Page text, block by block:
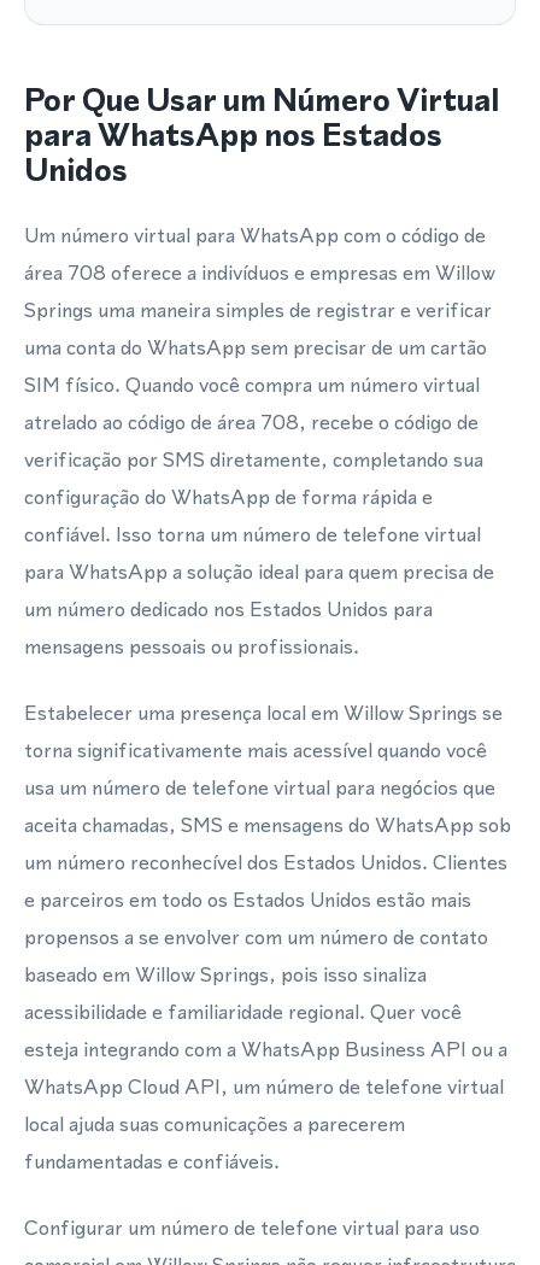
Por Que Usar um Número Virtual
para WhatsApp nos Estados
Unidos
Um número virtual para WhatsApp com o código de
área 708 oferece a indivíduos e empresas em Willow
Springs uma maneira simples de registrar e verificar
uma conta do WhatsApp sem precisar de um cartão
SIM físico. Quando você compra um número virtual
atrelado ao código de área 708, recebe o código de
verificação por SMS diretamente, completando sua
configuração do WhatsApp de forma rápida e
confiável. Isso torna um número de telefone virtual
para WhatsApp a solução ideal para quem precisa de
um número dedicado nos Estados Unidos para
mensagens pessoais ou profissionais.
Estabelecer uma presença local em Willow Springs se
torna significativamente mais acessível quando você
usa um número de telefone virtual para negócios que
aceita chamadas, SMS e mensagens do WhatsApp sob
um número reconhecível dos Estados Unidos. Clientes
e parceiros em todo os Estados Unidos estão mais
propensos a se envolver com um número de contato
baseado em Willow Springs, pois isso sinaliza
acessibilidade e familiaridade regional. Quer você
esteja integrando com a WhatsApp Business API ou a
WhatsApp Cloud API, um número de telefone virtual
local ajuda suas comunicações a parecerem
fundamentadas e confiáveis.
Configurar um número de telefone virtual para uso